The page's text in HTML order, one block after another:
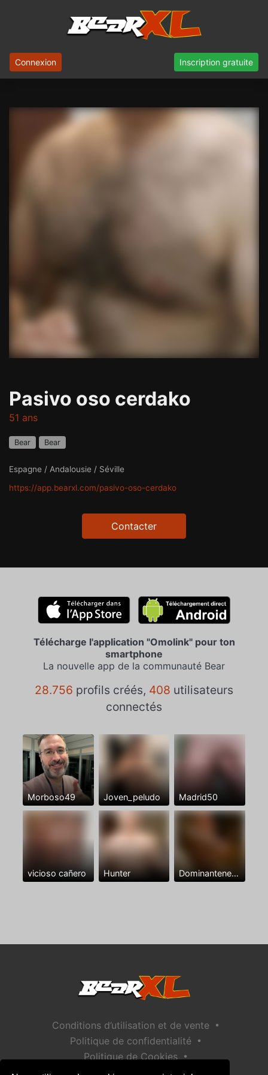
Connexion Inscription gratuite
Pasivo oso cerdako
51 ans
Bear Bear
Espagne / Andalousie / Séville
https://app.bearxl.com/pasivo-oso-cerdako
Contacter
Télécharge l'application "Omolink" pour ton
smartphone
La nouvelle app de la communauté Bear
28.756 profils créés, 408 utilisateurs
connectés
Morboso49 Joven_peludo Madrid50
vicioso cañero Hunter Dominantenegro ya
Conditions d’utilisation et de vente •
Politique de confidentialité •
Politique de Cookies •
Politique de sécurité des enfants